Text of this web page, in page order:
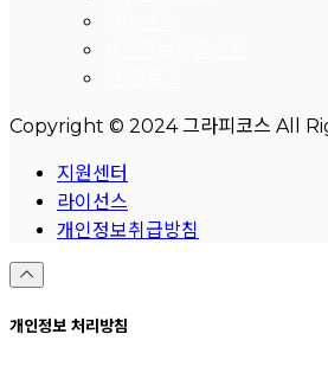
Copyright © 2024 그라피코스 All
지원센터
라이선스
개인정보취급방침
개인정보 처리방침